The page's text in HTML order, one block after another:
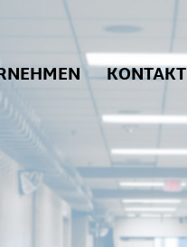
KONTAKT